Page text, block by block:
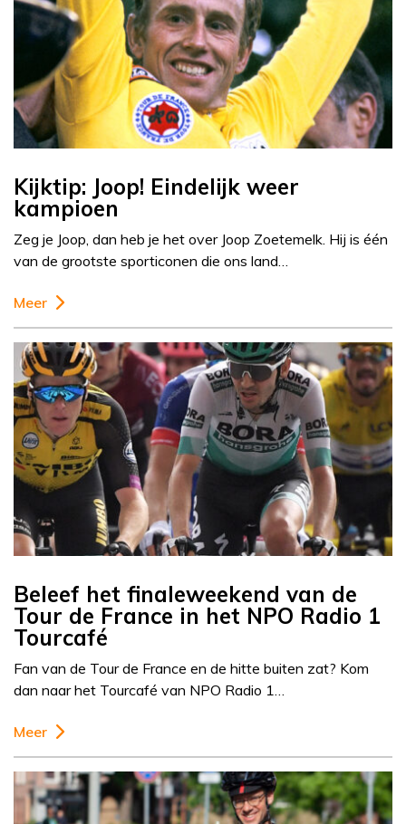
Kijktip: Joop! Eindelijk weer
kampioen
Zeg je Joop, dan heb je het over Joop Zoetemelk. Hij is één
van de grootste sporticonen die ons land…
Meer
Beleef het finaleweekend van de
Tour de France in het NPO Radio 1
Tourcafé
Fan van de Tour de France en de hitte buiten zat? Kom
dan naar het Tourcafé van NPO Radio 1…
Meer